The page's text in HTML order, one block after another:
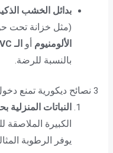
بدائل الخشب
(مثل خزانة تحت
الألومنيوم أو الـ PVC
بالنسبة للرضة.
3 نصائح ديكورية تمنع دخول الرضة إلى منزلك
النباتات المنزلية
الكبيرة الملاصقة
يوفر الرطوبة